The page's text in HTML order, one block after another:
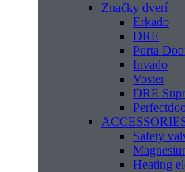
Značky dverí
Erkado
DRE
Porta
Invado
Voster
DRE
Safety
Heating